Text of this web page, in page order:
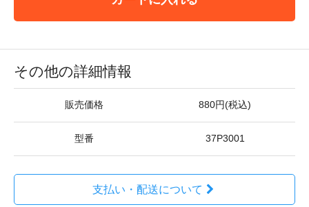
その他の詳細情報
販売価格 880円(税込)
型番 37P3001
支払い・配送について